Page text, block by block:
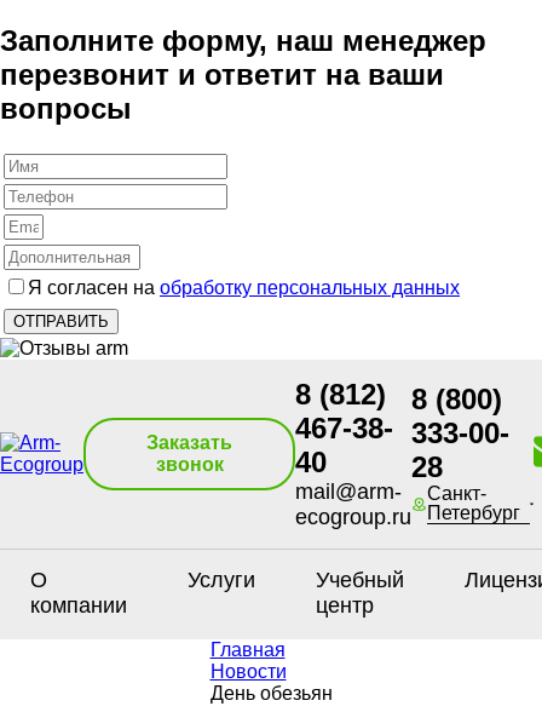
Заполните форму, наш менеджер
перезвонит и ответит на ваши
вопросы
Я согласен на обработку персональных данных
Заказать
звонок
8 (812)
467-38-
40
mail@arm-
ecogroup.ru
8 (800)
333-00-
28
Санкт-
Петербург
О
компании
Услуги
Учебный
центр
Главная
Новости
День обезьян